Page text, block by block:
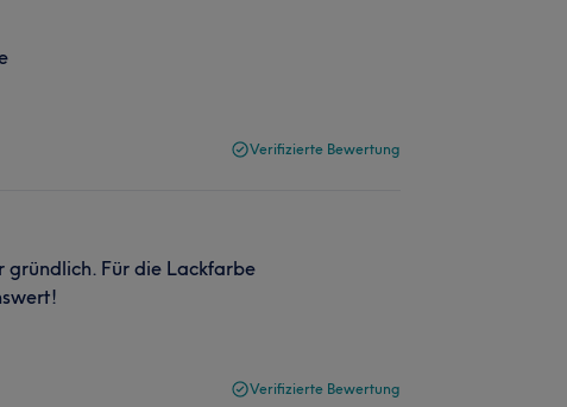
Verifizierte Bewertung
gründlich. Für die Lackfarbe
Verifizierte Bewertung